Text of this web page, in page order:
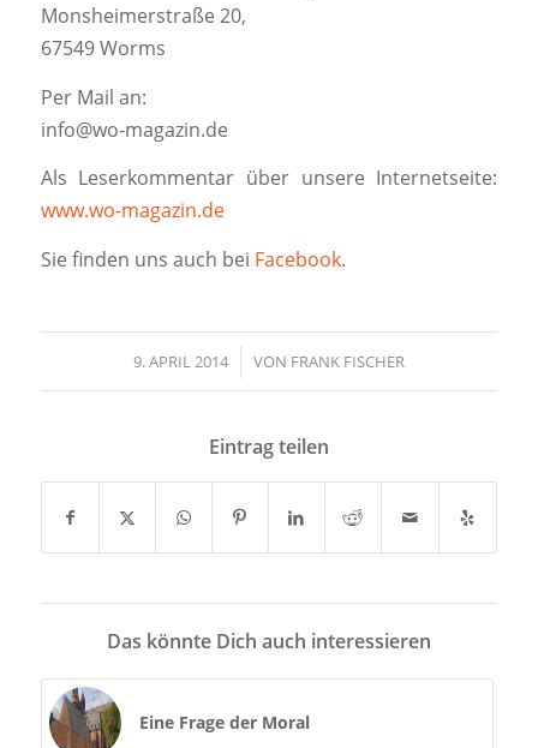
Monsheimerstraße 20,
67549 Worms
Per Mail an:
info@wo-magazin.de
Als Leserkommentar über unsere Internetseite:
www.wo-magazin.de
Sie finden uns auch bei Facebook.
9. APRIL 2014
/ VON FRANK FISCHER
Eintrag teilen
Das könnte Dich auch interessieren
Eine Frage der Moral